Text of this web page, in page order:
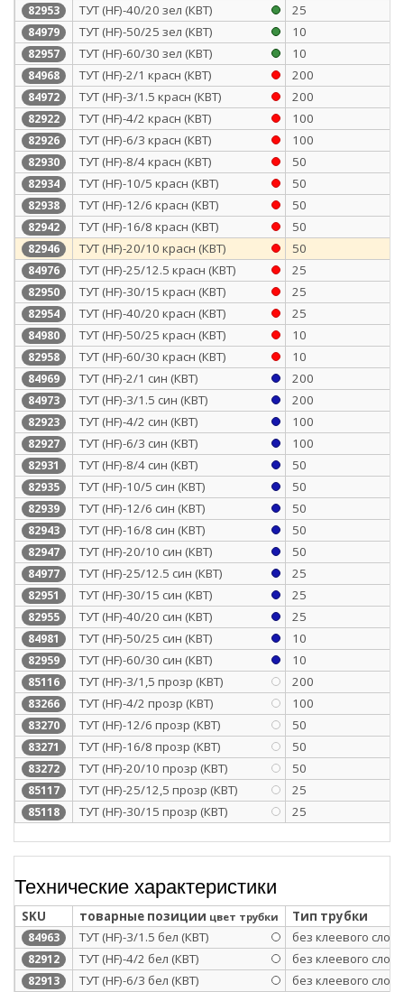
82953 ТУТ (HF)-40/20 зел (КВТ) 25
84979 ТУТ (HF)-50/25 зел (КВТ) 10
82957 ТУТ (HF)-60/30 зел (КВТ) 10
84968 ТУТ (HF)-2/1 красн (КВТ) 200
84972 ТУТ (HF)-3/1.5 красн (КВТ) 200
82922 ТУТ (HF)-4/2 красн (КВТ) 100
82926 ТУТ (HF)-6/3 красн (КВТ) 100
82930 ТУТ (HF)-8/4 красн (КВТ) 50
82934 ТУТ (HF)-10/5 красн (КВТ) 50
82938 ТУТ (HF)-12/6 красн (КВТ) 50
82942 ТУТ (HF)-16/8 красн (КВТ) 50
82946 ТУТ (HF)-20/10 красн (КВТ) 50
84976 ТУТ (HF)-25/12.5 красн (КВТ) 25
82950 ТУТ (HF)-30/15 красн (КВТ) 25
82954 ТУТ (HF)-40/20 красн (КВТ) 25
84980 ТУТ (HF)-50/25 красн (КВТ) 10
82958 ТУТ (HF)-60/30 красн (КВТ) 10
84969 ТУТ (HF)-2/1 син (КВТ) 200
84973 ТУТ (HF)-3/1.5 син (КВТ) 200
82923 ТУТ (HF)-4/2 син (КВТ) 100
82927 ТУТ (HF)-6/3 син (КВТ) 100
82931 ТУТ (HF)-8/4 син (КВТ) 50
82935 ТУТ (HF)-10/5 син (КВТ) 50
82939 ТУТ (HF)-12/6 син (КВТ) 50
82943 ТУТ (HF)-16/8 син (КВТ) 50
82947 ТУТ (HF)-20/10 син (КВТ) 50
84977 ТУТ (HF)-25/12.5 син (КВТ) 25
82951 ТУТ (HF)-30/15 син (КВТ) 25
82955 ТУТ (HF)-40/20 син (КВТ) 25
84981 ТУТ (HF)-50/25 син (КВТ) 10
82959 ТУТ (HF)-60/30 син (КВТ) 10
85116 ТУТ (HF)-3/1,5 прозр (КВТ) 200
83266 ТУТ (HF)-4/2 прозр (КВТ) 100
83270 ТУТ (HF)-12/6 прозр (КВТ) 50
83271 ТУТ (HF)-16/8 прозр (КВТ) 50
83272 ТУТ (HF)-20/10 прозр (КВТ) 50
85117 ТУТ (HF)-25/12,5 прозр (КВТ) 25
85118 ТУТ (HF)-30/15 прозр (КВТ) 25
Технические характеристики
SKU товарные позиции цвет трубки Тип трубки
84963 ТУТ (HF)-3/1.5 бел (КВТ) без клеевого слоя
82912 ТУТ (HF)-4/2 бел (КВТ) без клеевого слоя
82913 ТУТ (HF)-6/3 бел (КВТ) без клеевого слоя